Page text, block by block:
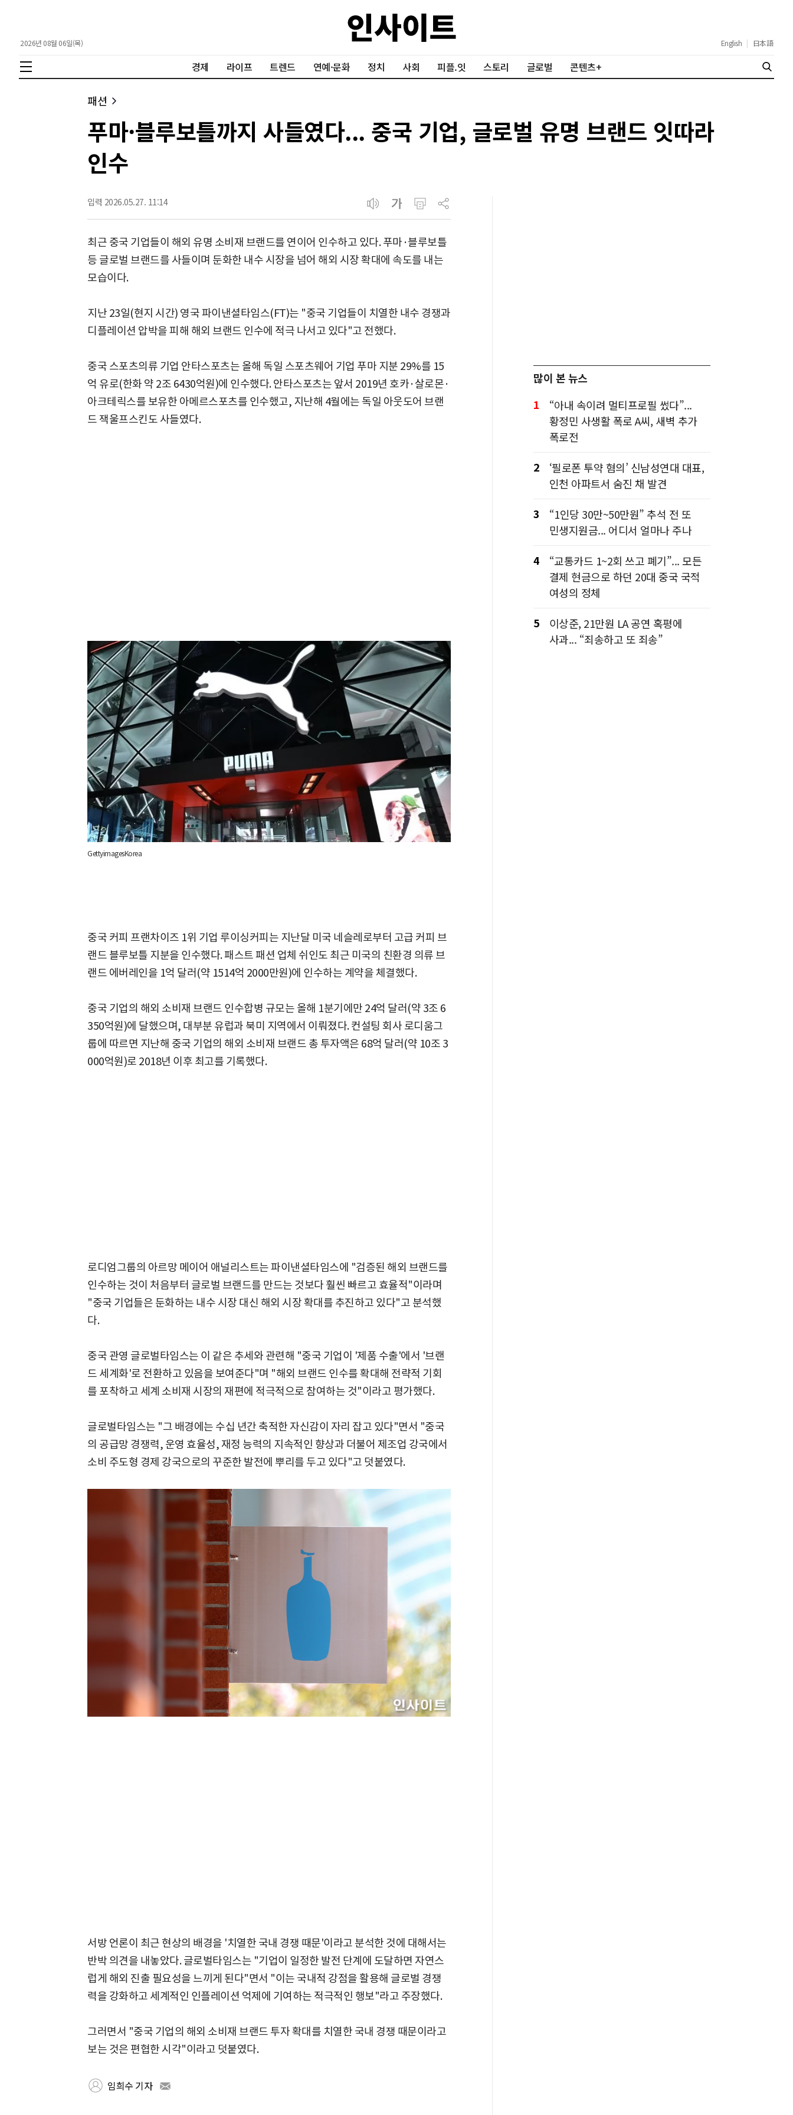
2026년 08월 06일(목) English | 日本語
경제 라이프 트렌드 연예·문화 정치 사회 피플.잇 스토리 글로벌 콘텐츠+
패션
푸마·블루보틀까지 사들였다... 중국 기업, 글로벌 유명 브랜드 잇따라
인수
입력 2026.05.27. 11:14
최근 중국 기업들이 해외 유명 소비재 브랜드를 연이어 인수하고 있다. 푸마·블루보틀
등 글로벌 브랜드를 사들이며 둔화한 내수 시장을 넘어 해외 시장 확대에 속도를 내는
모습이다.
지난 23일(현지 시간) 영국 파이낸셜타임스(FT)는 "중국 기업들이 치열한 내수 경쟁과
디플레이션 압박을 피해 해외 브랜드 인수에 적극 나서고 있다"고 전했다.
중국 스포츠의류 기업 안타스포츠는 올해 독일 스포츠웨어 기업 푸마 지분 29%를 15
억 유로(한화 약 2조 6430억원)에 인수했다. 안타스포츠는 앞서 2019년 호카·살로몬·
아크테릭스를 보유한 아메르스포츠를 인수했고, 지난해 4월에는 독일 아웃도어 브랜
드 잭울프스킨도 사들였다.
GettyimagesKorea
중국 커피 프랜차이즈 1위 기업 루이싱커피는 지난달 미국 네슬레로부터 고급 커피 브
랜드 블루보틀 지분을 인수했다. 패스트 패션 업체 쉬인도 최근 미국의 친환경 의류 브
랜드 에버레인을 1억 달러(약 1514억 2000만원)에 인수하는 계약을 체결했다.
중국 기업의 해외 소비재 브랜드 인수합병 규모는 올해 1분기에만 24억 달러(약 3조 6
350억원)에 달했으며, 대부분 유럽과 북미 지역에서 이뤄졌다. 컨설팅 회사 로디움그
룹에 따르면 지난해 중국 기업의 해외 소비재 브랜드 총 투자액은 68억 달러(약 10조 3
000억원)로 2018년 이후 최고를 기록했다.
로디엄그룹의 아르망 메이어 애널리스트는 파이낸셜타임스에 "검증된 해외 브랜드를
인수하는 것이 처음부터 글로벌 브랜드를 만드는 것보다 훨씬 빠르고 효율적"이라며
"중국 기업들은 둔화하는 내수 시장 대신 해외 시장 확대를 추진하고 있다"고 분석했
다.
중국 관영 글로벌타임스는 이 같은 추세와 관련해 "중국 기업이 '제품 수출'에서 '브랜
드 세계화'로 전환하고 있음을 보여준다"며 "해외 브랜드 인수를 확대해 전략적 기회
를 포착하고 세계 소비재 시장의 재편에 적극적으로 참여하는 것"이라고 평가했다.
글로벌타임스는 "그 배경에는 수십 년간 축적한 자신감이 자리 잡고 있다"면서 "중국
의 공급망 경쟁력, 운영 효율성, 재정 능력의 지속적인 향상과 더불어 제조업 강국에서
소비 주도형 경제 강국으로의 꾸준한 발전에 뿌리를 두고 있다"고 덧붙였다.
서방 언론이 최근 현상의 배경을 '치열한 국내 경쟁 때문'이라고 분석한 것에 대해서는
반박 의견을 내놓았다. 글로벌타임스는 "기업이 일정한 발전 단계에 도달하면 자연스
럽게 해외 진출 필요성을 느끼게 된다"면서 "이는 국내적 강점을 활용해 글로벌 경쟁
력을 강화하고 세계적인 인플레이션 억제에 기여하는 적극적인 행보"라고 주장했다.
그러면서 "중국 기업의 해외 소비재 브랜드 투자 확대를 치열한 국내 경쟁 때문이라고
보는 것은 편협한 시각"이라고 덧붙였다.
임희수 기자
많이 본 뉴스
1
“아내 속이려 멀티프로필 썼다”...
황정민 사생활 폭로 A씨, 새벽 추가
폭로전
2
‘필로폰 투약 혐의’ 신남성연대 대표,
인천 아파트서 숨진 채 발견
3
“1인당 30만~50만원” 추석 전 또
민생지원금... 어디서 얼마나 주나
4
“교통카드 1~2회 쓰고 폐기”... 모든
결제 현금으로 하던 20대 중국 국적
여성의 정체
5
이상준, 21만원 LA 공연 혹평에
사과... “죄송하고 또 죄송”